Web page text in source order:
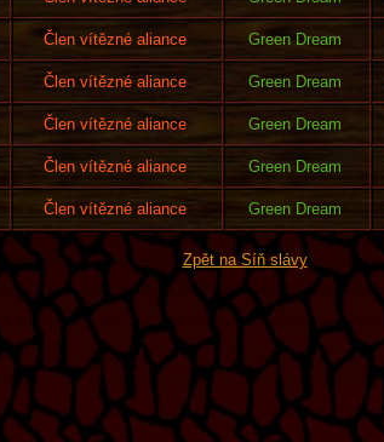
Člen vítězné aliance Green Dream
Člen vítězné aliance Green Dream
Člen vítězné aliance Green Dream
Člen vítězné aliance Green Dream
Člen vítězné aliance Green Dream
Zpět na Síň slávy